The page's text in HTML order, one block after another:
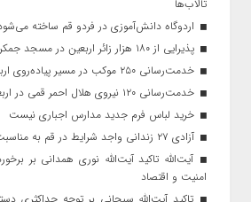
تالاب‌ها
اردوگاه دانش‌آموزی در فردو قم ساخته
پذیرایی از ۱۸۰ هزار زائر اربعین در مسجد جمکران
خدمت‌رسانی ۲۵۰ موکب در مسیر پیاده‌روی اربعین در قم
خدمت‌رسانی ۱۲۰ نیروی هلال احمر قمی در اربعین
خرید لباس فرم جدید مدارس اجباری نیست
آزادی ۲۷ زندانی واجد شرایط در قم به مناسبت اربعین
آیت‌الله تاکید آیت‌الله نوری همدانی بر
امنیت و اقتصاد